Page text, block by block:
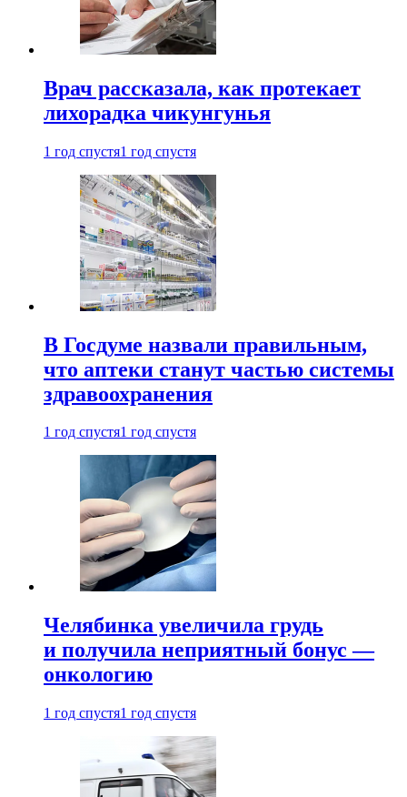
Врач рассказала, как протекает
лихорадка чикунгунья
1 год спустя1 год спустя
В Госдуме назвали правильным,
что аптеки станут частью системы
здравоохранения
1 год спустя1 год спустя
Челябинка увеличила грудь
и получила неприятный бонус —
онкологию
1 год спустя1 год спустя